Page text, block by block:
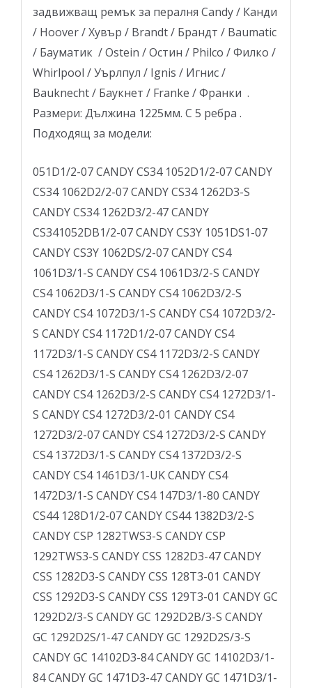
задвижващ ремък за пералня Candy / Канди
/ Hoover / Хувър / Brandt / Брандт / Baumatic
/ Бауматик / Ostein / Остин / Philco / Филко /
Whirlpool / Уърлпул / Ignis / Игнис /
Bauknecht / Баукнет / Franke / Франки .
Размери: Дължина 1225мм. С 5 ребра .
Подходящ за модели:
051D1/2-07 CANDY CS34 1052D1/2-07 CANDY
CS34 1062D2/2-07 CANDY CS34 1262D3-S
CANDY CS34 1262D3/2-47 CANDY
CS341052DB1/2-07 CANDY CS3Y 1051DS1-07
CANDY CS3Y 1062DS/2-07 CANDY CS4
1061D3/1-S CANDY CS4 1061D3/2-S CANDY
CS4 1062D3/1-S CANDY CS4 1062D3/2-S
CANDY CS4 1072D3/1-S CANDY CS4 1072D3/2-
S CANDY CS4 1172D1/2-07 CANDY CS4
1172D3/1-S CANDY CS4 1172D3/2-S CANDY
CS4 1262D3/1-S CANDY CS4 1262D3/2-07
CANDY CS4 1262D3/2-S CANDY CS4 1272D3/1-
S CANDY CS4 1272D3/2-01 CANDY CS4
1272D3/2-07 CANDY CS4 1272D3/2-S CANDY
CS4 1372D3/1-S CANDY CS4 1372D3/2-S
CANDY CS4 1461D3/1-UK CANDY CS4
1472D3/1-S CANDY CS4 147D3/1-80 CANDY
CS44 128D1/2-07 CANDY CS44 1382D3/2-S
CANDY CSP 1282TWS3-S CANDY CSP
1292TWS3-S CANDY CSS 1282D3-47 CANDY
CSS 1282D3-S CANDY CSS 128T3-01 CANDY
CSS 1292D3-S CANDY CSS 129T3-01 CANDY GC
1292D2/3-S CANDY GC 1292D2B/3-S CANDY
GC 1292D2S/1-47 CANDY GC 1292D2S/3-S
CANDY GC 14102D3-84 CANDY GC 14102D3/1-
84 CANDY GC 1471D3-47 CANDY GC 1471D3/1-